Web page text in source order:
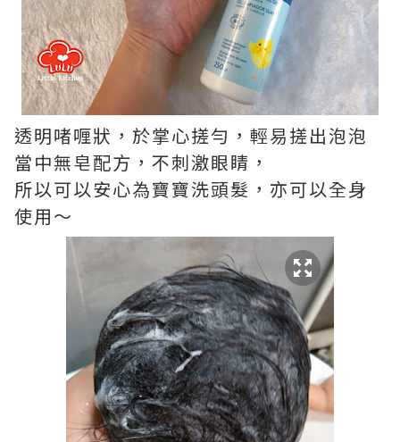
透明啫喱狀，於掌心搓勻，輕易搓出泡泡
當中無皂配方，不刺激眼睛，
所以可以安心為寶寶洗頭髮，亦可以全身
使用～